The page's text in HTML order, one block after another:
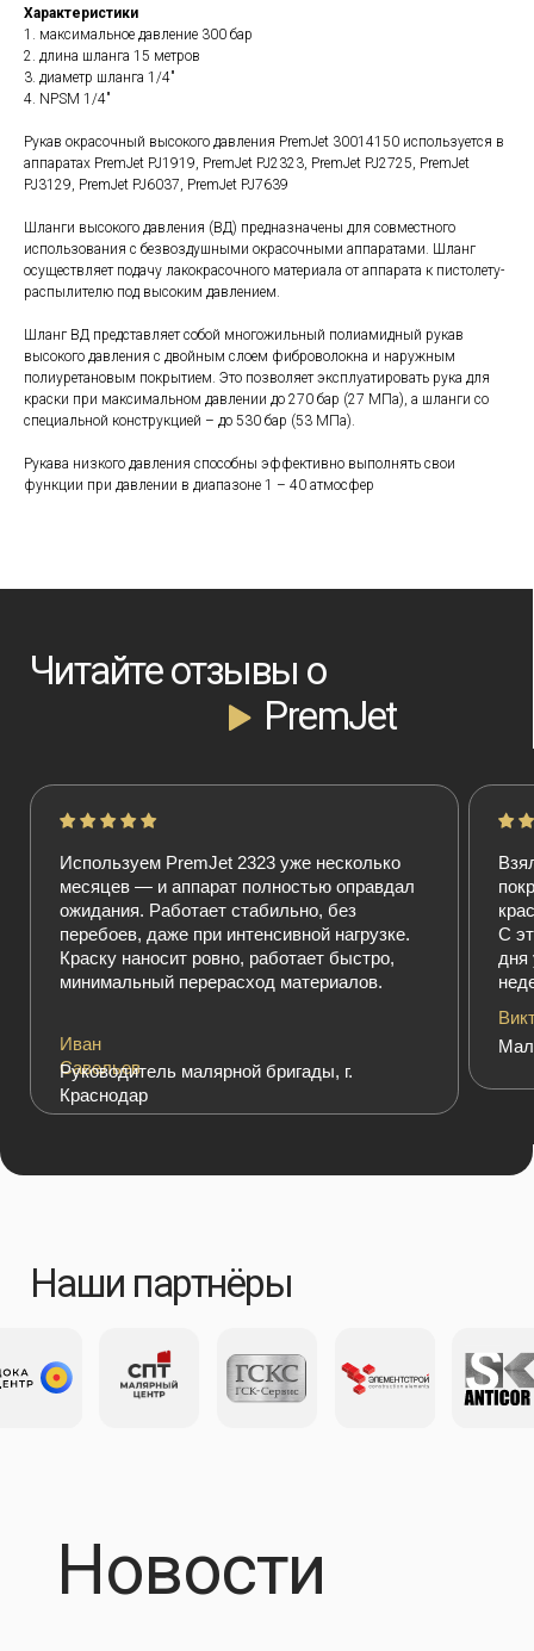
Характеристики
1. максимальное давление 300 бар
2. длина шланга 15 метров
3. диаметр шланга 1/4"
4. NPSM 1/4"
Рукав окрасочный высокого давления PremJet 30014150 используется в
аппаратах PremJet PJ1919, PremJet PJ2323, PremJet PJ2725, PremJet
PJ3129, PremJet PJ6037, PremJet PJ7639
Шланги высокого давления (ВД) предназначены для совместного
использования с безвоздушными окрасочными аппаратами. Шланг
осуществляет подачу лакокрасочного материала от аппарата к пистолету-
распылителю под высоким давлением.
Шланг ВД представляет собой многожильный полиамидный рукав
высокого давления с двойным слоем фиброволокна и наружным
полиуретановым покрытием. Это позволяет эксплуатировать рука для
краски при максимальном давлении до 270 бар (27 МПа), а шланги со
специальной конструкцией – до 530 бар (53 МПа).
Рукава низкого давления способны эффективно выполнять свои
функции при давлении в диапазоне 1 – 40 атмосфер
PremJet
Читайте отзывы о
Иван
Савельев
Руководитель малярной бригады, г.
Наши партнёры
Новости